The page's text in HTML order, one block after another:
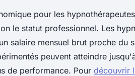
pour les
le statut professionnel. Les
salaire mensuel brut proche du
peuvent atteindre
de performance. Pour découvrir